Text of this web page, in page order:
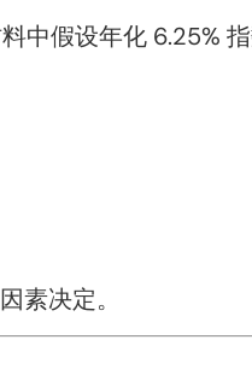
中假设年化 6.25%
素决定。